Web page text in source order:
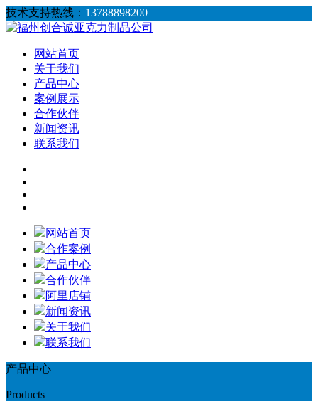
技术支持热线： 13788898200
网站首页
关于我们
产品中心
案例展示
合作伙伴
新闻资讯
联系我们
网站首页
合作案例
产品中心
合作伙伴
阿里店铺
新闻资讯
关于我们
联系我们
产品中心
Products